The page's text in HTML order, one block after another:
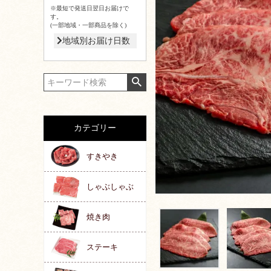
※最短で発送日翌日お届けで
す。
(一部地域・一部商品を除く)
地域別お届け日数
カテゴリー
すきやき
しゃぶしゃぶ
焼き肉
ステーキ